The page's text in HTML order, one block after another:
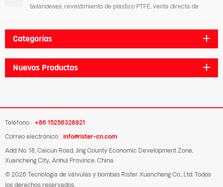
tailandeses, revestimiento de plástico PTFE, venta directa de
Categorías
Nuevos Productos
Teléfono : +86 15256328921
Correo electrónico : info@rister-cn.com
Add:No. 18, Caicun Road, Jing County Economic Development Zone,
Xuancheng City, Anhui Province, China.
© 2026 Tecnología de válvulas y bombas Rister Xuancheng Co., Ltd. Todos
los derechos reservados.